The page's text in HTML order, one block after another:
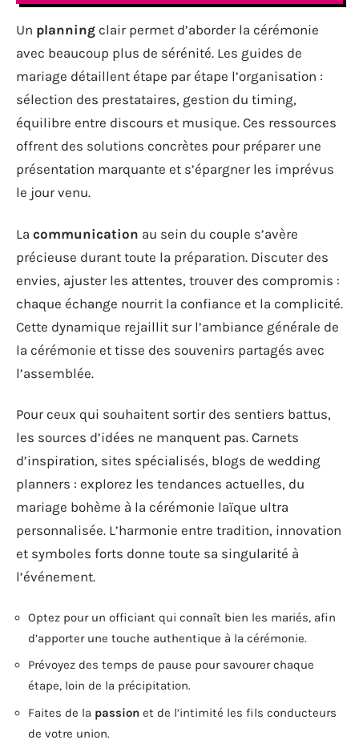
Un planning clair permet d’aborder la cérémonie
avec beaucoup plus de sérénité. Les guides de
mariage détaillent étape par étape l’organisation :
sélection des prestataires, gestion du timing,
équilibre entre discours et musique. Ces ressources
offrent des solutions concrètes pour préparer une
présentation marquante et s’épargner les imprévus
le jour venu.
La communication au sein du couple s’avère
précieuse durant toute la préparation. Discuter des
envies, ajuster les attentes, trouver des compromis :
chaque échange nourrit la confiance et la complicité.
Cette dynamique rejaillit sur l’ambiance générale de
la cérémonie et tisse des souvenirs partagés avec
l’assemblée.
Pour ceux qui souhaitent sortir des sentiers battus,
les sources d’idées ne manquent pas. Carnets
d’inspiration, sites spécialisés, blogs de wedding
planners : explorez les tendances actuelles, du
mariage bohème à la cérémonie laïque ultra
personnalisée. L’harmonie entre tradition, innovation
et symboles forts donne toute sa singularité à
l’événement.
Optez pour un officiant qui connaît bien les mariés, afin
d’apporter une touche authentique à la cérémonie.
Prévoyez des temps de pause pour savourer chaque
étape, loin de la précipitation.
Faites de la passion et de l’intimité les fils conducteurs
de votre union.